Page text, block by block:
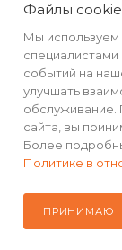
2026 ©
Файлы cookie
Мы
специалистами
событий на
улучшать
сайта, вы
Более
Политике в
ПРИНИМАЮ